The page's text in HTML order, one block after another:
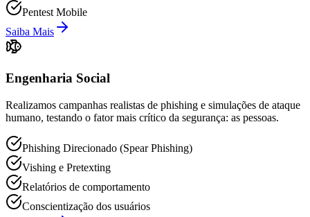
Pentest Mobile
Saiba Mais
Engenharia Social
Realizamos campanhas realistas de phishing e simulações de ataque
humano, testando o fator mais crítico da segurança: as pessoas.
Phishing Direcionado (Spear Phishing)
Vishing e Pretexting
Relatórios de comportamento
Conscientização dos usuários